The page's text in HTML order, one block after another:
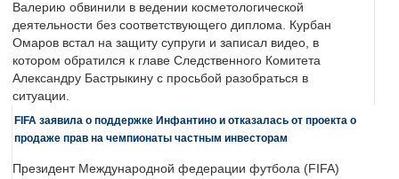
Валерию обвинили в ведении косметологической
деятельности без соответствующего диплома. Курбан
Омаров встал на защиту супруги и записал видео, в
котором обратился к главе Следственного Комитета
Александру Бастрыкину с просьбой разобраться в
ситуации.
FIFA заявила о поддержке Инфантино и отказалась от проекта о
продаже прав на чемпионаты частным инвесторам
Президент Международной федерации футбола (FIFA)